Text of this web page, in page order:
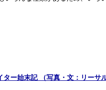
始末記 （写真・文：リーサ